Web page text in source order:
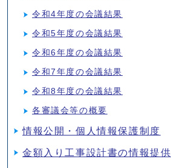
令和4年度の会議結果
令和5年度の会議結果
令和6年度の会議結果
令和7年度の会議結果
令和8年度の会議結果
各審議会等の概要
情報公開・個人情報保護制度
金額入り工事設計書の情報提供